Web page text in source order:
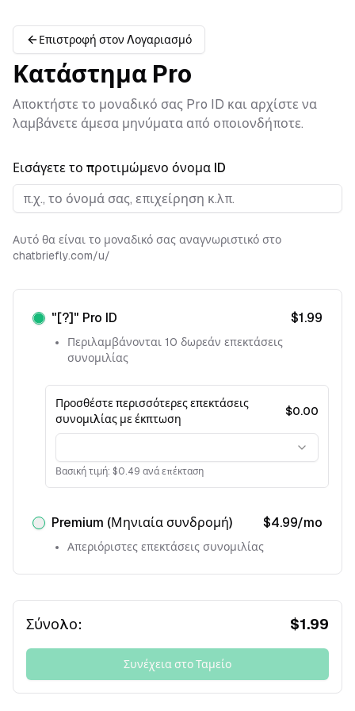
Επιστροφή στον Λογαριασμό
Κατάστημα Pro
Αποκτήστε το μοναδικό σας Pro ID και αρχίστε να
λαμβάνετε άμεσα μηνύματα από οποιονδήποτε.
Εισάγετε το προτιμώμενο όνομα ID
Αυτό θα είναι το μοναδικό σας αναγνωριστικό στο
chatbriefly.com/u/
"[?]" Pro ID $1.99
Περιλαμβάνονται 10 δωρεάν επεκτάσεις
συνομιλίας
Προσθέστε περισσότερες επεκτάσεις
συνομιλίας με έκπτωση
$0.00
Βασική τιμή: $0.49 ανά επέκταση
Premium (Μηνιαία συνδρομή) $4.99/mo
Απεριόριστες επεκτάσεις συνομιλίας
Σύνολο: $1.99
Συνέχεια στο Ταμείο